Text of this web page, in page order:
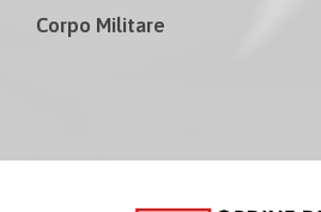
Corpo Militare